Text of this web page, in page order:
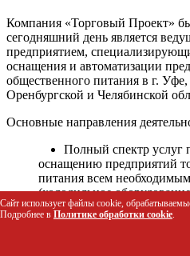
Компания «Торговый Проект»
сегодняшний день является
предприятием,
оснащения и автоматизации
общественного питания в г.
Оренбургской и Челябинской
Основные направления
Полный спектр услуг
оснащению предприятий
питания всем
(холодильное
оборудование, стеллажное
Автоматизация
Сайт использует файлы cookie,
Подробнее в Политике обработки cookie.